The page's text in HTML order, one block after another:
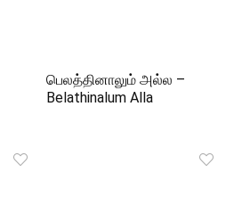
பெலத்தினாலும் அல்ல –
Belathinalum Alla